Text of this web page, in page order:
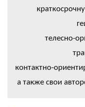
телесно-
контактно-
а также свои